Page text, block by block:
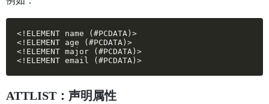
<!ELEMENT name (#PCDATA)>
<!ELEMENT age (#PCDATA)>
<!ELEMENT major (#PCDATA)>
<!ELEMENT email (#PCDATA)>
ATTLIST：声明属性